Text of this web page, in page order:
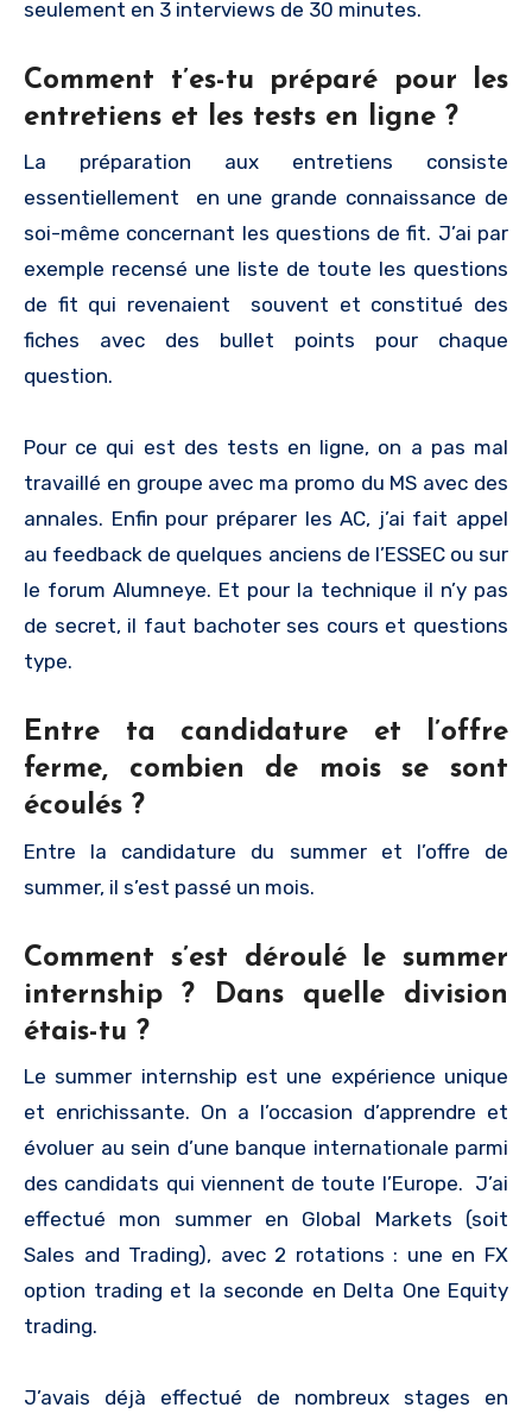
seulement en 3 interviews de 30 minutes.
Comment t’es-tu préparé pour les
entretiens et les tests en ligne ?
La préparation aux entretiens consiste
essentiellement en une grande connaissance de
soi-même concernant les questions de fit. J’ai par
exemple recensé une liste de toute les questions
de fit qui revenaient souvent et constitué des
fiches avec des bullet points pour chaque
question.
Pour ce qui est des tests en ligne, on a pas mal
travaillé en groupe avec ma promo du MS avec des
annales. Enfin pour préparer les AC, j’ai fait appel
au feedback de quelques anciens de l’ESSEC ou sur
le forum Alumneye. Et pour la technique il n’y pas
de secret, il faut bachoter ses cours et questions
type.
Entre ta candidature et l’offre
ferme, combien de mois se sont
écoulés ?
Entre la candidature du summer et l’offre de
summer, il s’est passé un mois.
Comment s’est déroulé le summer
internship ? Dans quelle division
étais-tu ?
Le summer internship est une expérience unique
et enrichissante. On a l’occasion d’apprendre et
évoluer au sein d’une banque internationale parmi
des candidats qui viennent de toute l’Europe. J’ai
effectué mon summer en Global Markets (soit
Sales and Trading), avec 2 rotations : une en FX
option trading et la seconde en Delta One Equity
trading.
J’avais déjà effectué de nombreux stages en